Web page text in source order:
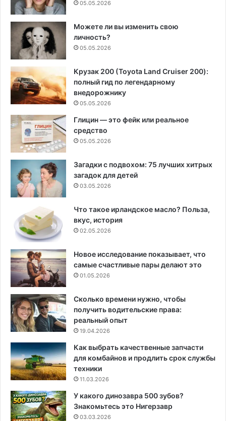
05.05.2026
Можете ли вы изменить свою
личность?
05.05.2026
Крузак 200 (Toyota Land Cruiser 200):
полный гид по легендарному
внедорожнику
05.05.2026
Глицин — это фейк или реальное
средство
05.05.2026
Загадки с подвохом: 75 лучших хитрых
загадок для детей
03.05.2026
Что такое ирландское масло? Польза,
вкус, история
02.05.2026
Новое исследование показывает, что
самые счастливые пары делают это
01.05.2026
Сколько времени нужно, чтобы
получить водительские права:
реальный опыт
19.04.2026
Как выбрать качественные запчасти
для комбайнов и продлить срок службы
техники
11.03.2026
У какого динозавра 500 зубов?
Знакомьтесь это Нигерзавр
03.03.2026